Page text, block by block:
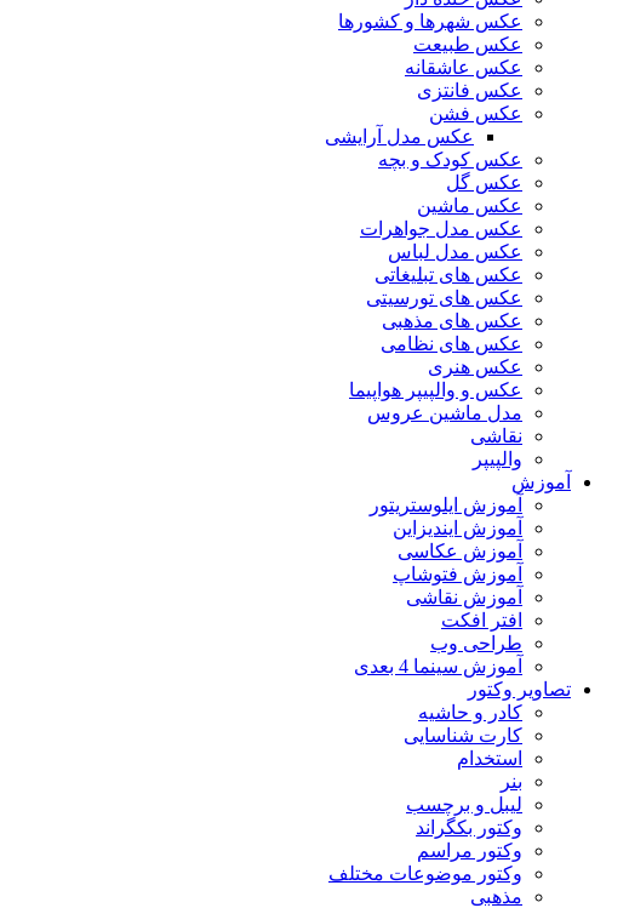
عکس شهرها و کشورها
عکس طبیعت
عکس عاشقانه
عکس فانتزی
عکس فشن
عکس مدل آرایشی
عکس کودک و بچه
عکس گل
عکس ماشین
عکس مدل جواهرات
عکس مدل لباس
عکس های تبلیغاتی
عکس های تورسیتی
عکس های مذهبی
عکس های نظامی
عکس هنری
عکس و والپیپر هواپیما
مدل ماشین عروس
نقاشی
والپیپر
آموزش
آموزش ایلوستریتور
آموزش ایندیزاین
آموزش عکاسی
آموزش فتوشاپ
آموزش نقاشی
افتر افکت
طراحی وب
آموزش سینما 4 بعدی
تصاویر وکتور
کادر و حاشیه
کارت شناسایی
استخدام
بنر
لیبل و برچسب
وکتور بکگراند
وکتور مراسم
وکتور موضوعات مختلف
مذهبی